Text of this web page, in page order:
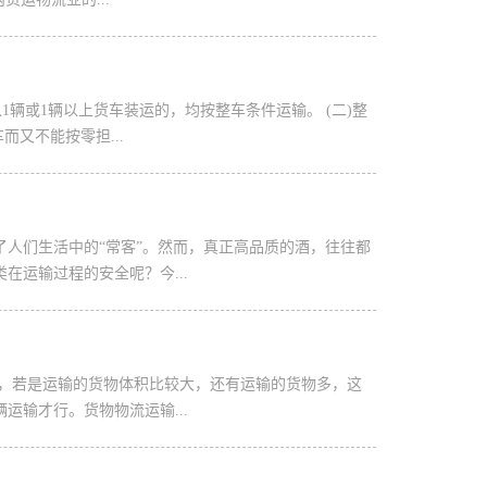
或1辆以上货车装运的，均按整车条件运输。 (二)整
又不能按零担...
们生活中的“常客”。然而，真正高品质的酒，往往都
在运输过程的安全呢？今...
若是运输的货物体积比较大，还有运输的货物多，这
运输才行。货物物流运输...